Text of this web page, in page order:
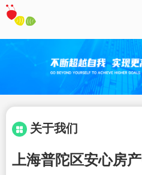
关于我们
上海普陀区安心房